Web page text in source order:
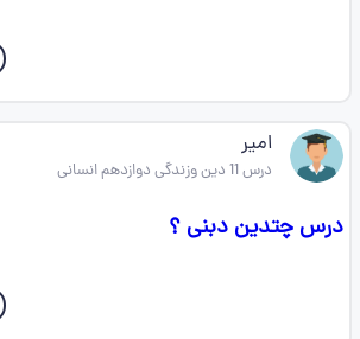
امیر
درس 11 دین وزندگی دوازدهم انسانی
درس چتدین دبنی ؟